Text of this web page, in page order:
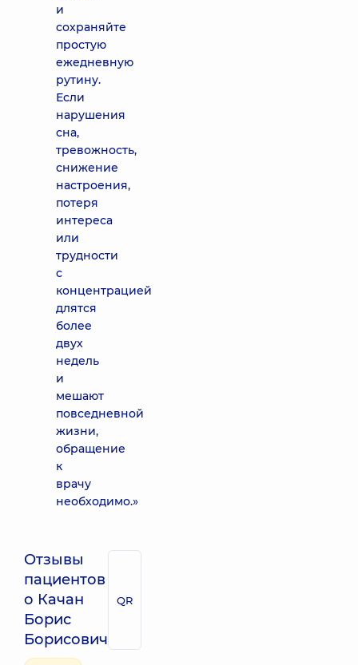
и
сохраняйте
простую
ежедневную
рутину.
Если
нарушения
сна,
тревожность,
снижение
настроения,
потеря
интереса
или
трудности
с
концентрацией
длятся
более
двух
недель
и
мешают
повседневной
жизни,
обращение
к
врачу
необходимо.»
Отзывы
пациентов
о Качан
Борис
Борисович
QR